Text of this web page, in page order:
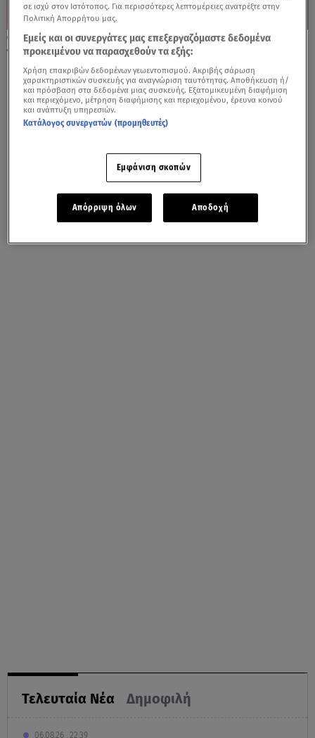
26.05.26, 10:36
Τηλεοπτική και δημοσιογραφική κάλυψη
κορυφής στο F4 της EuroLeague
Τελευταία Νέα Δημοφιλή
06.08.26 , 22:39
σε ισχύ στον Ιστότοπος. Για περισσότερες λεπτομέρειες ανατρέξτε στην
Πολιτική Απορρήτου μας.
Εμείς και οι συνεργάτες μας επεξεργαζόμαστε δεδομένα
προκειμένου να παρασχεθούν τα εξής:
Χρήση επακριβών δεδομένων γεωεντοπισμού. Ακριβής σάρωση
χαρακτηριστικών συσκευής για αναγνώριση ταυτότητας. Αποθήκευση ή/
και πρόσβαση στα δεδομένα μιας συσκευής. Εξατομικευμένη διαφήμιση
και περιεχόμενο, μέτρηση διαφήμισης και περιεχομένου, έρευνα κοινού
και ανάπτυξη υπηρεσιών.
Κατάλογος συνεργατών (προμηθευτές)
Εμφάνιση σκοπών
Απόρριψη όλων Αποδοχή